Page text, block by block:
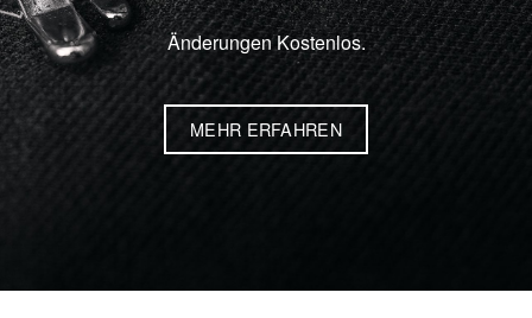
Änderungen Kostenlos.
MEHR ERFAHREN